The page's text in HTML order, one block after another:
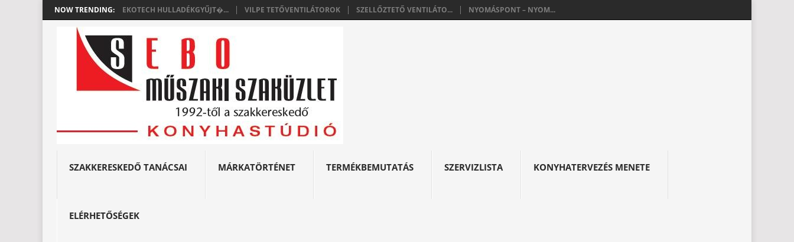
NOW TRENDING: EKOTECH HULLADÉKGYŰJT�... VILPE TETŐVENTILÁTOROK SZELLŐZTETŐ VENTILÁTO... NYOMÁSPONT – NYOM...
SZAKKERESKEDŐ TANÁCSAI MÁRKATÖRTÉNET TERMÉKBEMUTATÁS SZERVIZLISTA KONYHATERVEZÉS MENETE
ELÉRHETŐSÉGEK